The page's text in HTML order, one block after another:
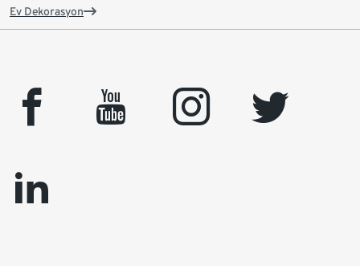
Ev Dekorasyon
facebook youtube instagram
twitter
linkedin